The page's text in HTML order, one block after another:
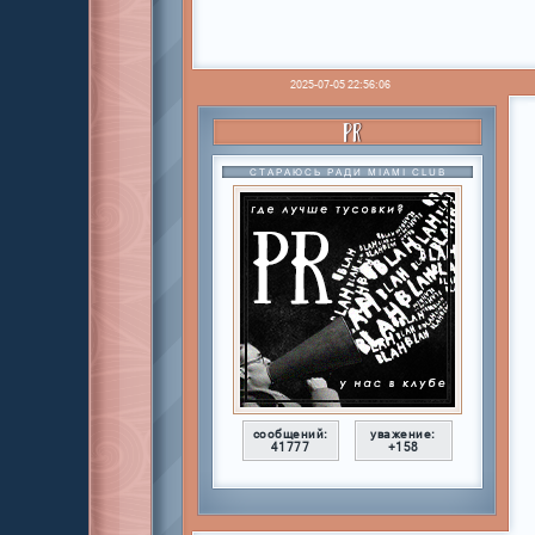
2025-07-05 22:56:06
PR
СТАРАЮСЬ РАДИ MIAMI CLUB
сообщений:
41777
уважение:
+158